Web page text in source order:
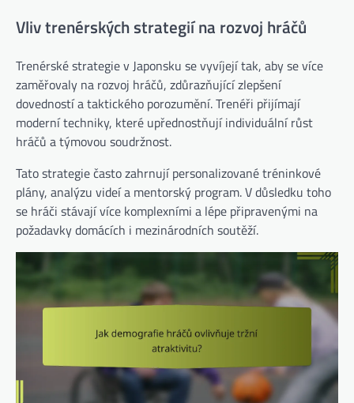
Vliv trenérských strategií na rozvoj hráčů
Trenérské strategie v Japonsku se vyvíjejí tak, aby se více
zaměřovaly na rozvoj hráčů, zdůrazňující zlepšení
dovedností a taktického porozumění. Trenéři přijímají
moderní techniky, které upřednostňují individuální růst
hráčů a týmovou soudržnost.
Tato strategie často zahrnují personalizované tréninkové
plány, analýzu videí a mentorský program. V důsledku toho
se hráči stávají více komplexními a lépe připravenými na
požadavky domácích i mezinárodních soutěží.